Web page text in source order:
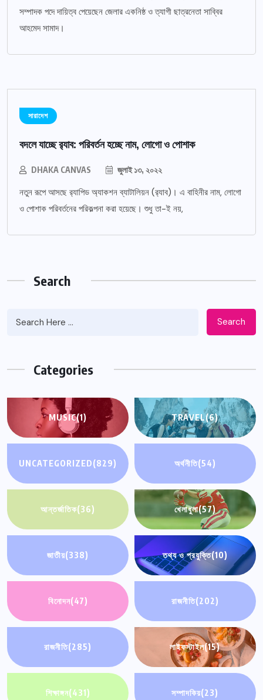
সম্পাদক পদে দায়িত্ব পেয়েছেন জেলার একনিষ্ঠ ও ত্যাগী ছাত্রনেতা সাব্বির
আহমেদ সামাদ।
সারাদেশ
বদলে যাচ্ছে র‌্যাব: পরিবর্তন হচ্ছে নাম, লোগো ও পোশাক
DHAKA CANVAS জুলাই ১৩, ২০২২
নতুন রূপে আসছে র‌্যাপিড অ্যাকশন ব্যাটালিয়ন (র‌্যাব)। এ বাহিনীর নাম, লোগো
ও পোশাক পরিবর্তনের পরিকল্পনা করা হয়েছে। শুধু তা-ই নয়,
Search
Search
Categories
MUSIC(1) TRAVEL(6)
UNCATEGORIZED(829) অর্থনীতি(54)
আন্তর্জাতিক(36) খেলাধুলা(57)
জাতীয়(338) তথ্য ও প্রযুক্তি(10)
বিনোদন(47) রাজনীতি(202)
রাজনীতি(285) লাইফস্টাইল(15)
শিক্ষাঙ্গন(431) সম্পাদকিয়(23)